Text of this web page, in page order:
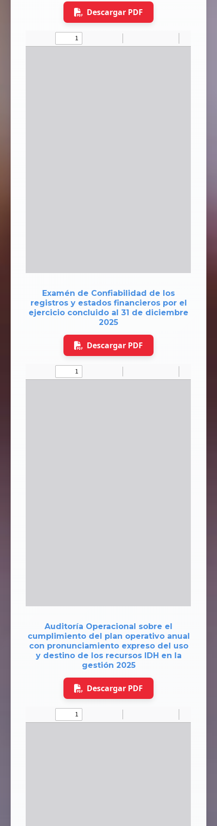
Descargar PDF
Examén de Confiabilidad de los
registros y estados financieros por el
ejercicio concluido al 31 de diciembre
2025
Descargar PDF
Auditoría Operacional sobre el
cumplimiento del plan operativo anual
con pronunciamiento expreso del uso
y destino de los recursos IDH en la
gestión 2025
Descargar PDF